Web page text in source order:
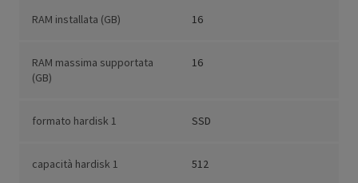
RAM installata (GB) 16
RAM massima supportata
(GB)
16
formato hardisk 1 SSD
capacità hardisk 1 512